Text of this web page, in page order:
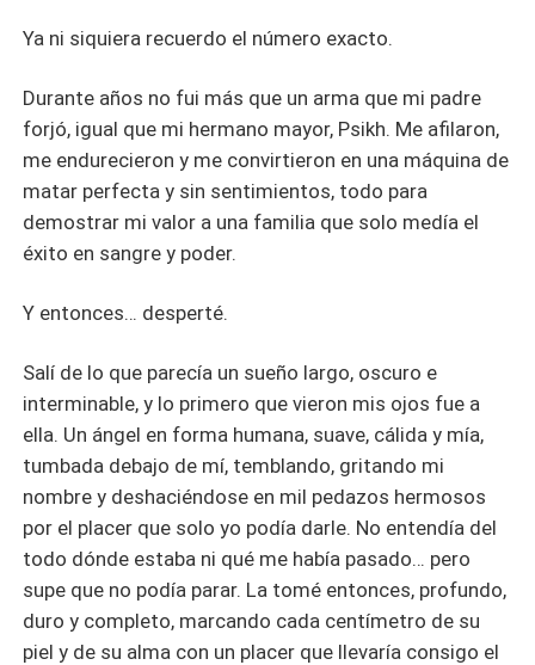
Ya ni siquiera recuerdo el número exacto.
Durante años no fui más que un arma que mi padre
forjó, igual que mi hermano mayor, Psikh. Me afilaron,
me endurecieron y me convirtieron en una máquina de
matar perfecta y sin sentimientos, todo para
demostrar mi valor a una familia que solo medía el
éxito en sangre y poder.
Y entonces… desperté.
Salí de lo que parecía un sueño largo, oscuro e
interminable, y lo primero que vieron mis ojos fue a
ella. Un ángel en forma humana, suave, cálida y mía,
tumbada debajo de mí, temblando, gritando mi
nombre y deshaciéndose en mil pedazos hermosos
por el placer que solo yo podía darle. No entendía del
todo dónde estaba ni qué me había pasado… pero
supe que no podía parar. La tomé entonces, profundo,
duro y completo, marcando cada centímetro de su
piel y de su alma con un placer que llevaría consigo el